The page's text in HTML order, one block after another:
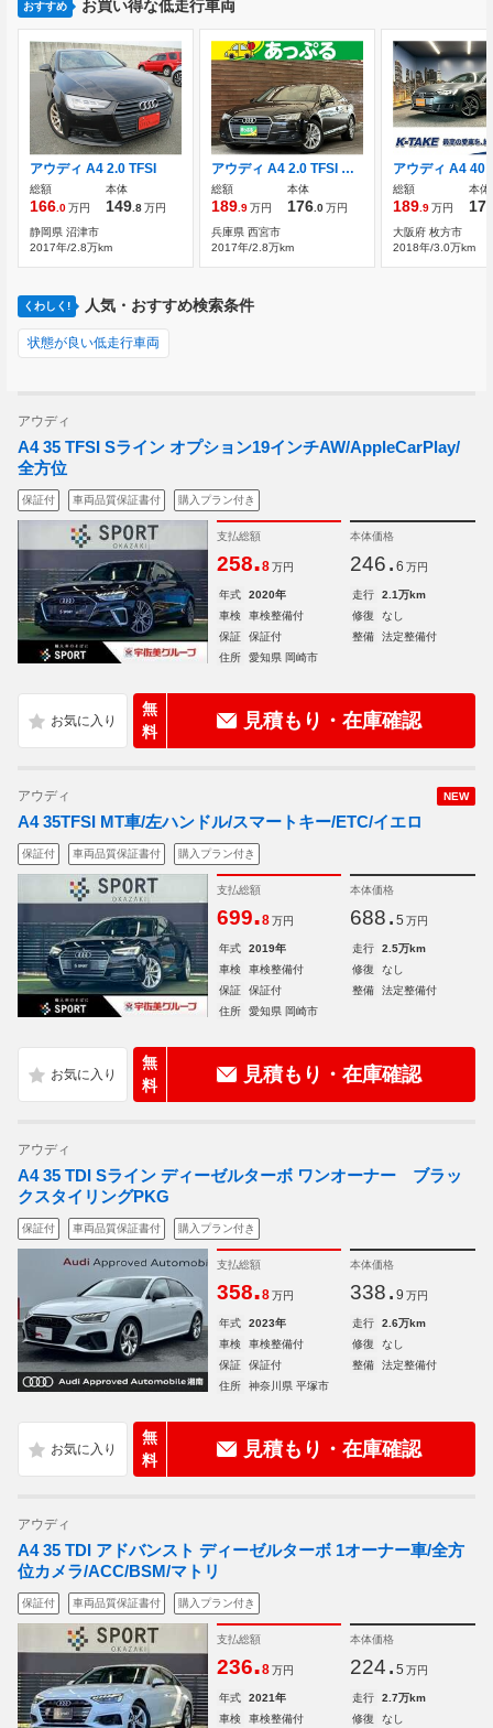
おすすめ お買い得な低走行車両
アウディ A4 2.0 TFSI
総額
166.0万円
本体
149.8万円
静岡県 沼津市
2017年/2.8万km
アウディ A4 2.0 TFSI クワトロ 4WD 黒革シート パワーシート シートヒーター
総額
189.9万円
本体
176.0万円
兵庫県 西宮市
2017年/2.8万km
総額
189.9万円
本体
大阪府 枚方市
2018年/3.0万km
くわしく! 人気・おすすめ検索条件
状態が良い低走行車両
アウディ
A4 35 TFSI Sライン オプション19インチAW/AppleCarPlay/
全方位
保証付 車両品質保証書付 購入プラン付き
支払総額
258.8 万円
本体価格
246. 6 万円
年式 2020年 走行
2.1万km
車検
車検整備付 修復
なし
保証
保証付 整備
法定整備付
住所
愛知県 岡崎市
無
料
見積もり・在庫確認
NEW
アウディ
A4 35TFSI MT車/左ハンドル/スマートキー/ETC/イエロ
保証付 車両品質保証書付 購入プラン付き
支払総額
699.8 万円
本体価格
688. 5 万円
年式 2019年 走行
2.5万km
車検
車検整備付 修復
なし
保証
保証付 整備
法定整備付
住所
愛知県 岡崎市
無
料
見積もり・在庫確認
アウディ
A4 35 TDI Sライン ディーゼルターボ ワンオーナー ブラッ
クスタイリングPKG
保証付 車両品質保証書付 購入プラン付き
支払総額
358.8 万円
本体価格
338. 9 万円
年式 2023年 走行
2.6万km
車検
車検整備付 修復
なし
保証
保証付 整備
法定整備付
住所
神奈川県 平塚市
無
料
見積もり・在庫確認
アウディ
A4 35 TDI アドバンスト ディーゼルターボ 1オーナー車/全方
位カメラ/ACC/BSM/マトリ
保証付 車両品質保証書付 購入プラン付き
支払総額
236.8 万円
本体価格
224. 5 万円
年式 2021年 走行
2.7万km
車検
車検整備付 修復
なし